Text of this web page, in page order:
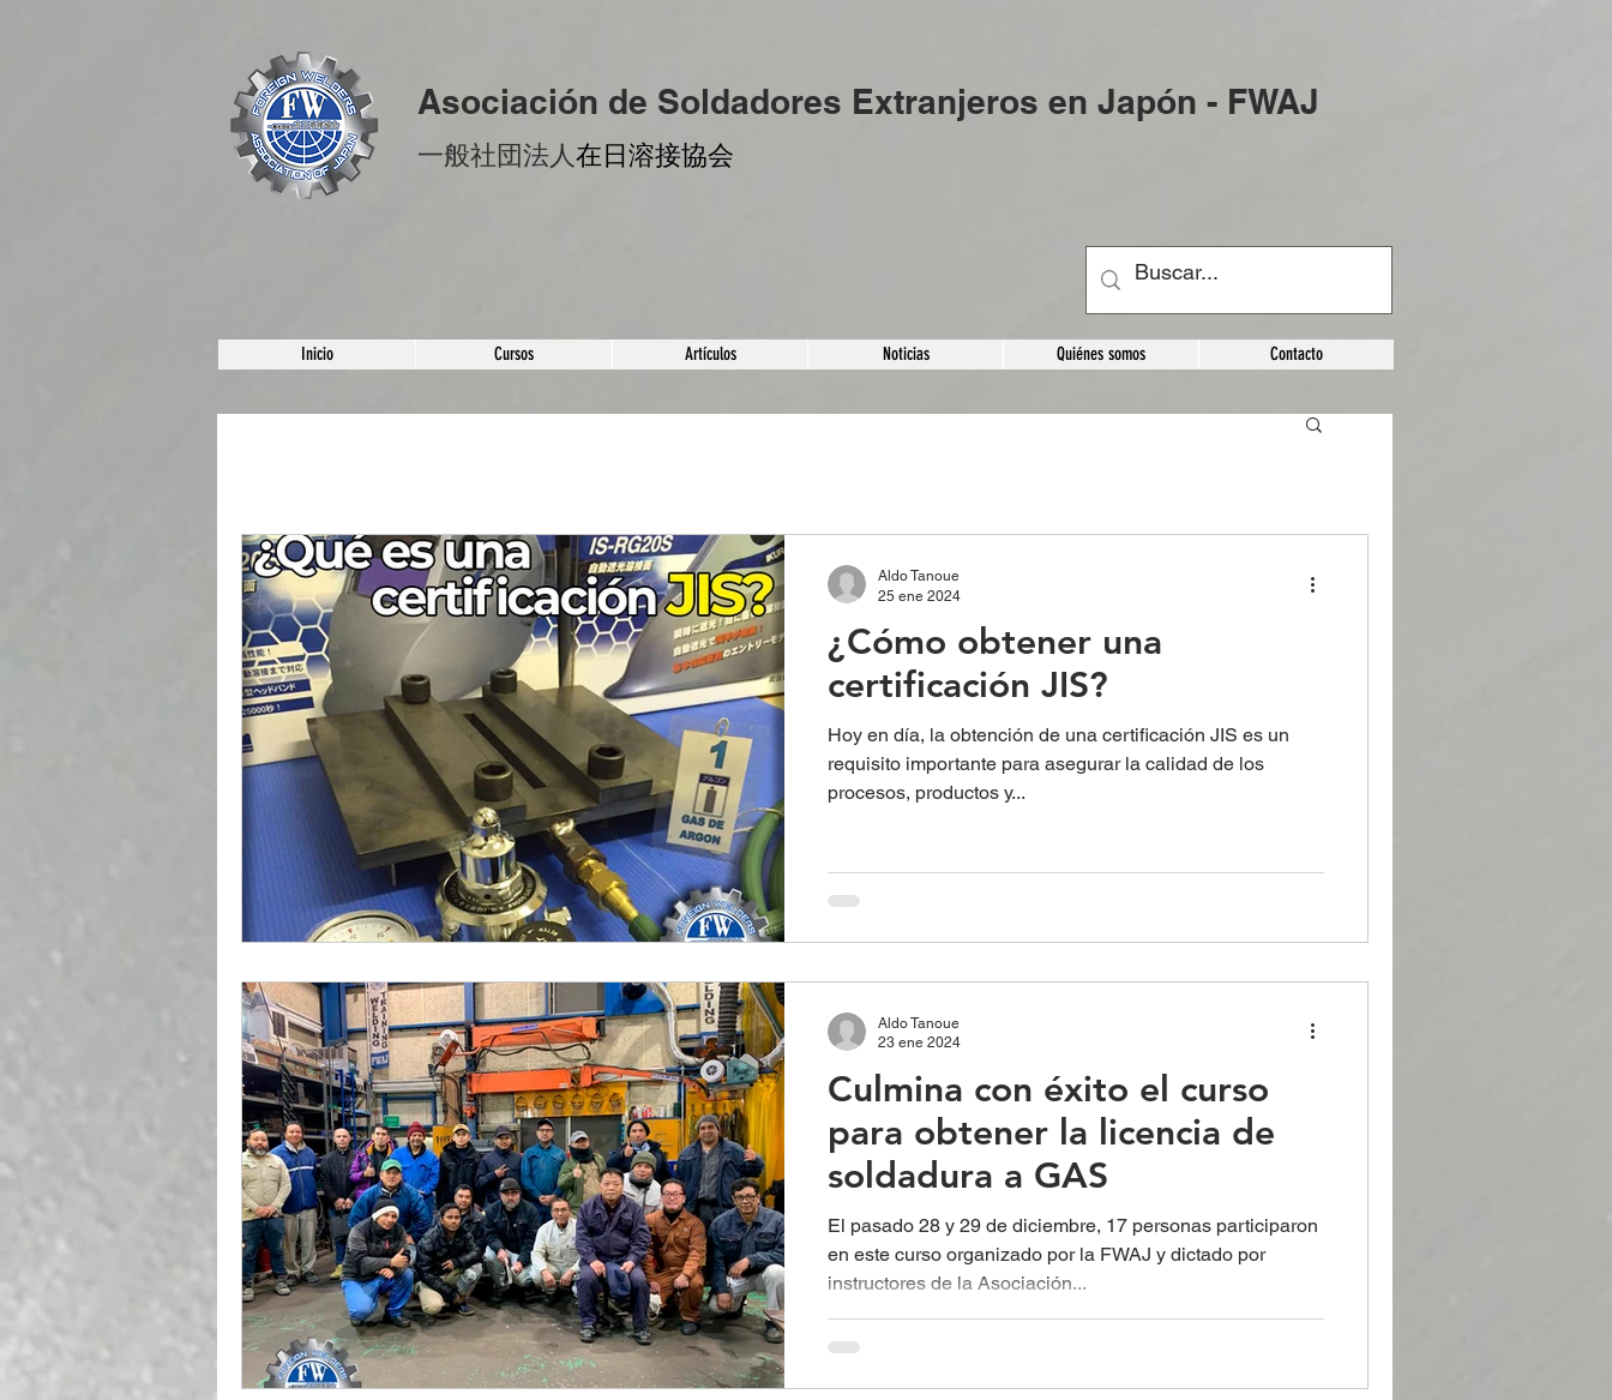
Asociación de Soldadores Extranjeros en Japón - FWAJ
​一般社団法人​在日溶接協会
Inicio Cursos Artículos Noticias Quiénes somos Contacto
¿Cómo obtener una
certificación JIS?
Hoy en día, la obtención de una certificación JIS es un
requisito importante para asegurar la calidad de los
procesos, productos y...
Aldo Tanoue
25 ene 2024
Culmina con éxito el curso
para obtener la licencia de
soldadura a GAS
El pasado 28 y 29 de diciembre, 17 personas participaron
en este curso organizado por la FWAJ y dictado por
instructores de la Asociación...
Aldo Tanoue
23 ene 2024